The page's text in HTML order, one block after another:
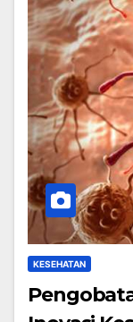
KESEHATAN